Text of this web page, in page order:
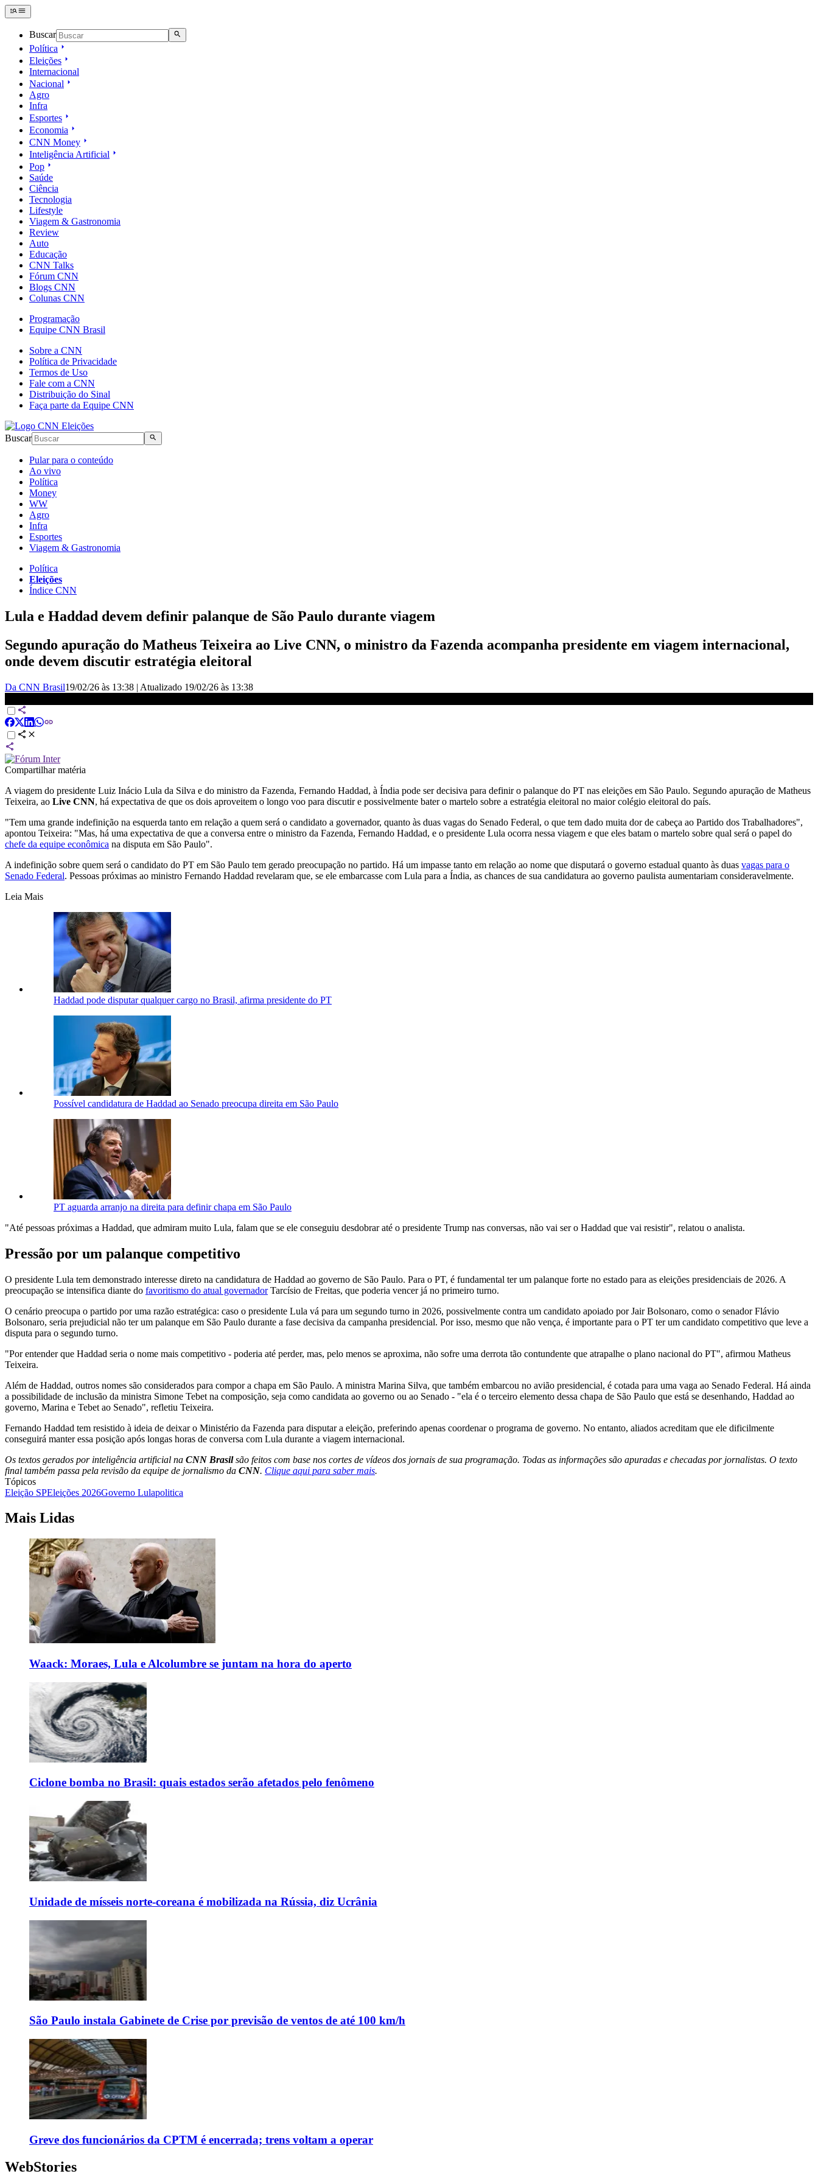
Buscar
Política
Eleições
Internacional
Nacional
Agro
Infra
Esportes
Economia
CNN Money
Inteligência Artificial
Pop
Saúde
Ciência
Tecnologia
Lifestyle
Viagem & Gastronomia
Review
Auto
Educação
CNN Talks
Fórum CNN
Blogs CNN
Colunas CNN
Programação
Equipe CNN Brasil
Sobre a CNN
Política de Privacidade
Termos de Uso
Fale com a CNN
Distribuição do Sinal
Faça parte da Equipe CNN
Buscar
Pular para o conteúdo
Ao vivo
Política
Money
WW
Agro
Infra
Esportes
Viagem & Gastronomia
Política
Eleições
Índice CNN
Lula e Haddad devem definir palanque de São Paulo durante viagem
Segundo apuração do Matheus Teixeira ao Live CNN, o ministro da Fazenda acompanha presidente em viagem internacional,
onde devem discutir estratégia eleitoral
Da CNN Brasil19/02/26 às 13:38 | Atualizado 19/02/26 às 13:38
Compartilhar matéria
A viagem do presidente Luiz Inácio Lula da Silva e do ministro da Fazenda, Fernando Haddad, à Índia pode ser decisiva para definir o palanque do PT nas eleições em São Paulo. Segundo apuração de Matheus
Teixeira, ao Live CNN, há expectativa de que os dois aproveitem o longo voo para discutir e possivelmente bater o martelo sobre a estratégia eleitoral no maior colégio eleitoral do país.
"Tem uma grande indefinição na esquerda tanto em relação a quem será o candidato a governador, quanto às duas vagas do Senado Federal, o que tem dado muita dor de cabeça ao Partido dos Trabalhadores",
apontou Teixeira: "Mas, há uma expectativa de que a conversa entre o ministro da Fazenda, Fernando Haddad, e o presidente Lula ocorra nessa viagem e que eles batam o martelo sobre qual será o papel do
chefe da equipe econômica na disputa em São Paulo".
A indefinição sobre quem será o candidato do PT em São Paulo tem gerado preocupação no partido. Há um impasse tanto em relação ao nome que disputará o governo estadual quanto às duas vagas para o
Senado Federal. Pessoas próximas ao ministro Fernando Haddad revelaram que, se ele embarcasse com Lula para a Índia, as chances de sua candidatura ao governo paulista aumentariam consideravelmente.
Leia Mais
Haddad pode disputar qualquer cargo no Brasil, afirma presidente do PT
Possível candidatura de Haddad ao Senado preocupa direita em São Paulo
PT aguarda arranjo na direita para definir chapa em São Paulo
"Até pessoas próximas a Haddad, que admiram muito Lula, falam que se ele conseguiu desdobrar até o presidente Trump nas conversas, não vai ser o Haddad que vai resistir", relatou o analista.
Pressão por um palanque competitivo
O presidente Lula tem demonstrado interesse direto na candidatura de Haddad ao governo de São Paulo. Para o PT, é fundamental ter um palanque forte no estado para as eleições presidenciais de 2026. A
preocupação se intensifica diante do favoritismo do atual governadorTarcísio de Freitas, que poderia vencer já no primeiro turno.
O cenário preocupa o partido por uma razão estratégica: caso o presidente Lula vá para um segundo turno in 2026, possivelmente contra um candidato apoiado por Jair Bolsonaro, como o senador Flávio
Bolsonaro, seria prejudicial não ter um palanque em São Paulo durante a fase decisiva da campanha presidencial. Por isso, mesmo que não vença, é importante para o PT ter um candidato competitivo que leve a
disputa para o segundo turno.
"Por entender que Haddad seria o nome mais competitivo - poderia até perder, mas, pelo menos se aproxima, não sofre uma derrota tão contundente que atrapalhe o plano nacional do PT", afirmou Matheus
Teixeira.
Além de Haddad, outros nomes são considerados para compor a chapa em São Paulo. A ministra Marina Silva, que também embarcou no avião presidencial, é cotada para uma vaga ao Senado Federal. Há ainda
a possibilidade de inclusão da ministra Simone Tebet na composição, seja como candidata ao governo ou ao Senado - "ela é o terceiro elemento dessa chapa de São Paulo que está se desenhando, Haddad ao
governo, Marina e Tebet ao Senado", refletiu Teixeira.
Fernando Haddad tem resistido à ideia de deixar o Ministério da Fazenda para disputar a eleição, preferindo apenas coordenar o programa de governo. No entanto, aliados acreditam que ele dificilmente
conseguirá manter essa posição após longas horas de conversa com Lula durante a viagem internacional.
Os textos gerados por inteligência artificial na CNN Brasilsão feitos com base nos cortes de vídeos dos jornais de sua programação. Todas as informações são apuradas e checadas por jornalistas. O texto
final também passa pela revisão da equipe de jornalismo da CNN. Clique aqui para saber mais.
Tópicos
Eleição SPEleições 2026Governo Lulapolitica
Mais Lidas
Waack: Moraes, Lula e Alcolumbre se juntam na hora do aperto
Ciclone bomba no Brasil: quais estados serão afetados pelo fenômeno
Unidade de mísseis norte-coreana é mobilizada na Rússia, diz Ucrânia
São Paulo instala Gabinete de Crise por previsão de ventos de até 100 km/h
Greve dos funcionários da CPTM é encerrada; trens voltam a operar
WebStories